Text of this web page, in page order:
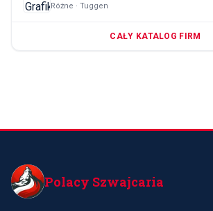
Różne · Tuggen
CAŁY KATALOG FIRM
Polacy Szwajcaria